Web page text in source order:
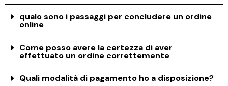
qualo sono i passaggi per concludere un ordine
online
Come posso avere la certezza di aver
effettuato un ordine correttemente
Quali modalità di pagamento ho a disposizione?